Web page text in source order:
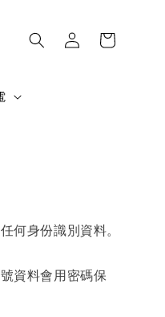
何身份識別資料。
資料會用密碼保